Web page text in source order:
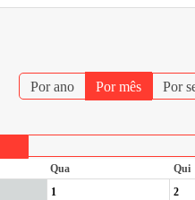
Por ano Por mês Por
Qua
Qui
1 2